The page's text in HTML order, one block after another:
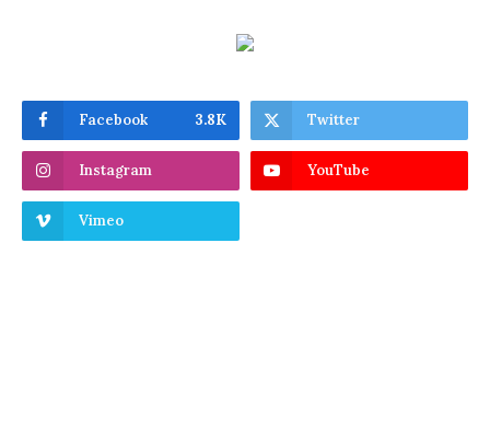
Facebook 3.8K Twitter
Instagram YouTube
Vimeo